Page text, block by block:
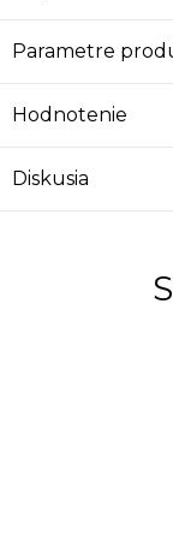
Parametre
Hodnotenie
Diskusia